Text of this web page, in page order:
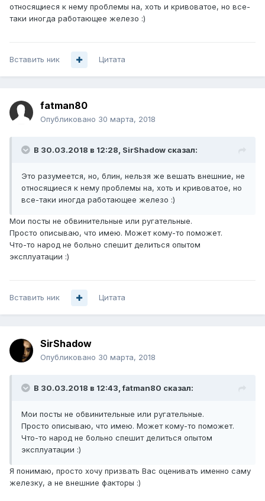
относящиеся к нему проблемы на, хоть и кривоватое, но все-
таки иногда работающее железо :)
Вставить ник Цитата
fatman80
Опубликовано 30 марта, 2018
В 30.03.2018 в 12:28, SirShadow сказал:
Это разумеется, но, блин, нельзя же вешать внешние, не
относящиеся к нему проблемы на, хоть и кривоватое, но
все-таки иногда работающее железо :)
Мои посты не обвинительные или ругательные.
Просто описываю, что имею. Может кому-то поможет.
Что-то народ не больно спешит делиться опытом
эксплуатации :)
Вставить ник Цитата
SirShadow
Опубликовано 30 марта, 2018
В 30.03.2018 в 12:43,fatman80 сказал:
Мои посты не обвинительные или ругательные.
Просто описываю, что имею. Может кому-то поможет.
Что-то народ не больно спешит делиться опытом
эксплуатации :)
Я понимаю, просто хочу призвать Вас оценивать именно саму
железку, а не внешние факторы :)